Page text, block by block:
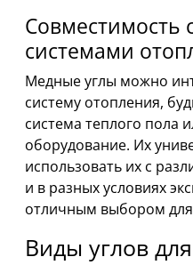
Совместимость
системами
Медные углы можно
систему отопления,
система теплого пола
оборудование. Их
использовать их с
и в разных условиях
отличным выбором
Виды углов